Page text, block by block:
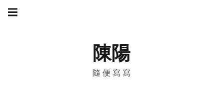
Skip
陳陽
隨便寫寫
navigation